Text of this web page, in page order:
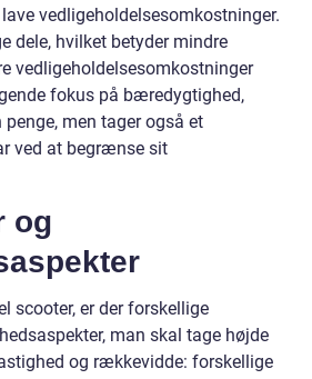
vedligeholdelsesomkostninger.
dele, hvilket betyder mindre
vedligeholdelsesomkostninger
fokus på bæredygtighed,
men tager også et
ved at begrænse sit
og
scooter, er der forskellige
man skal tage højde
og rækkevidde: forskellige